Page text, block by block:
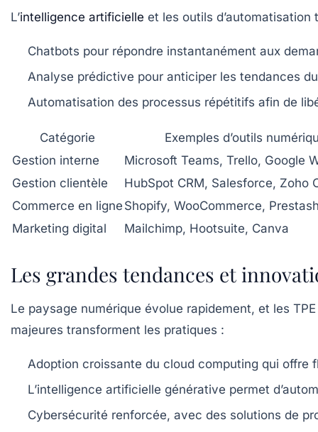
L’intelligence artificielle et les outils
Chatbots pour répondre instantanément aux
Analyse prédictive pour anticiper les tendances
Automatisation des processus répétitifs afin de
Catégorie
Exemples d’outils
Gestion interne
Microsoft Teams, Trello, Google
Gestion clientèle
HubSpot CRM, Salesforce, Zoho
Commerce en ligne Shopify, WooCommerce,
Marketing digital
Mailchimp, Hootsuite, Canva
Les grandes tendances et
Le paysage numérique évolue rapidement, et les
majeures transforment les pratiques :
Adoption croissante du cloud computing qui offre
L’intelligence artificielle générative permet
Cybersécurité renforcée, avec des solutions de